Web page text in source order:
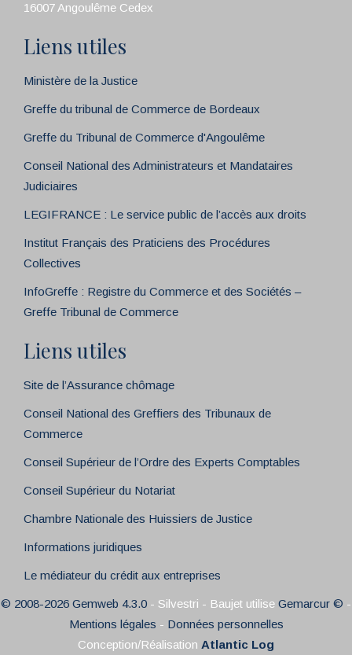
16007 Angoulême Cedex
Liens utiles
Ministère de la Justice
Greffe du tribunal de Commerce de Bordeaux
Greffe du Tribunal de Commerce d'Angoulême
Conseil National des Administrateurs et Mandataires
Judiciaires
LEGIFRANCE : Le service public de l’accès aux droits
Institut Français des Praticiens des Procédures
Collectives
InfoGreffe : Registre du Commerce et des Sociétés –
Greffe Tribunal de Commerce
Liens utiles
Site de l’Assurance chômage
Conseil National des Greffiers des Tribunaux de
Commerce
Conseil Supérieur de l’Ordre des Experts Comptables
Conseil Supérieur du Notariat
Chambre Nationale des Huissiers de Justice
Informations juridiques
Le médiateur du crédit aux entreprises
© 2008-2026 Gemweb 4.3.0 - Silvestri - Baujet utilise Gemarcur © -
Mentions légales - Données personnelles
Conception/Réalisation Atlantic Log